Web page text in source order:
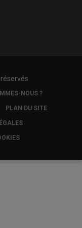
NOUS ?
PLAN DU SITE